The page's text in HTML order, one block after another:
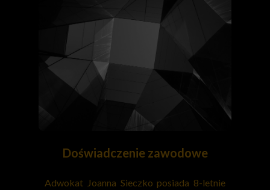
Doświadczenie zawodowe
Adwokat Joanna Sieczko posiada 8-letnie